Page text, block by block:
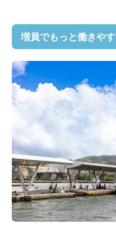
増員でもっと働きや